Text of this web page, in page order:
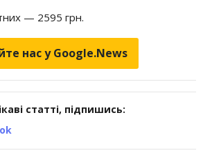
— 2595 грн.
нас у Google.News
статті, підпишись: